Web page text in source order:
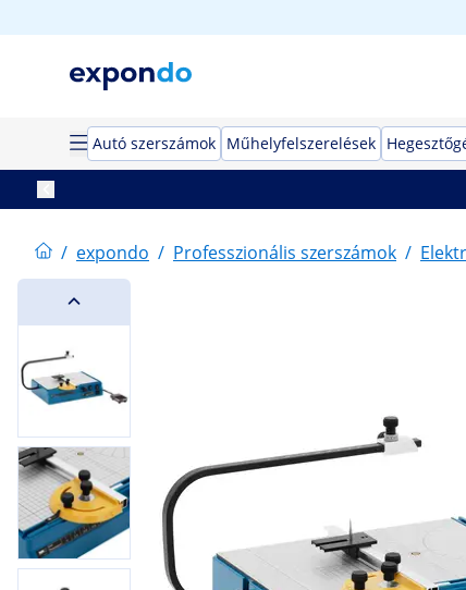
Autó szerszámok Műhelyfelszerelések
/ expondo / Professzionális szerszámok /